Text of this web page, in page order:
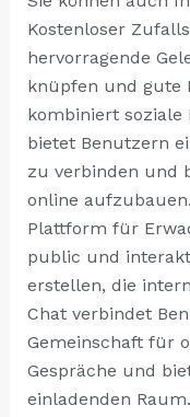
Kostenloser
hervorragende
knüpfen und gute
kombiniert soziale
bietet Benutzern
zu verbinden und
online
Plattform für
public und
erstellen, die
Chat verbindet
Gemeinschaft für
Gespräche und
einladenden Raum.